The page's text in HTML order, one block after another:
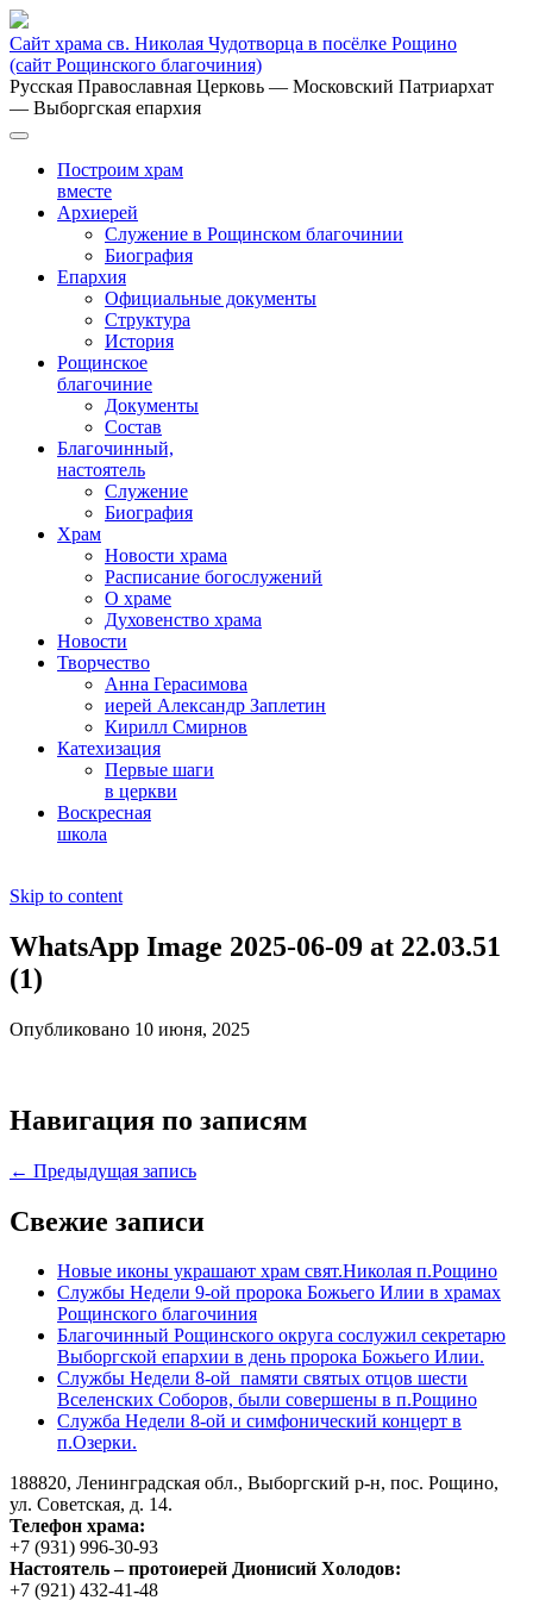
Сайт храма св. Николая Чудотворца в посёлке Рощино
(сайт Рощинского благочиния)
Русская Православная Церковь — Московский Патриархат
— Выборгская епархия
Построим храм
вместе
Архиерей
Служение в Рощинском благочинии
Биография
Епархия
Официальные документы
Структура
История
Рощинское
благочиние
Документы
Состав
Благочинный,
настоятель
Служение
Биография
Храм
Новости храма
Расписание богослужений
О храме
Духовенство храма
Новости
Творчество
Анна Герасимова
иерей Александр Заплетин
Кирилл Смирнов
Катехизация
Первые шаги
в церкви
Воскресная
школа
Skip to content
WhatsApp Image 2025-06-09 at 22.03.51
(1)
Опубликовано 10 июня, 2025
Навигация по записям
← Предыдущая запись
Свежие записи
Новые иконы украшают храм свят.Николая п.Рощино
Службы Недели 9-ой пророка Божьего Илии в храмах
Рощинского благочиния
Благочинный Рощинского округа сослужил секретарю
Выборгской епархии в день пророка Божьего Илии.
Службы Недели 8-ой памяти святых отцов шести
Вселенских Соборов, были совершены в п.Рощино
Служба Недели 8-ой и симфонический концерт в
п.Озерки.
188820, Ленинградская обл., Выборгский р-н, пос. Рощино,
ул. Советская, д. 14.
Телефон храма:
+7 (931) 996-30-93
Настоятель – протоиерей Дионисий Холодов:
+7 (921) 432-41-48